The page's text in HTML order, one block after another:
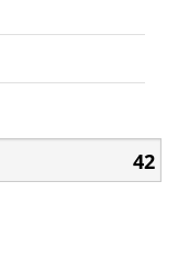
42